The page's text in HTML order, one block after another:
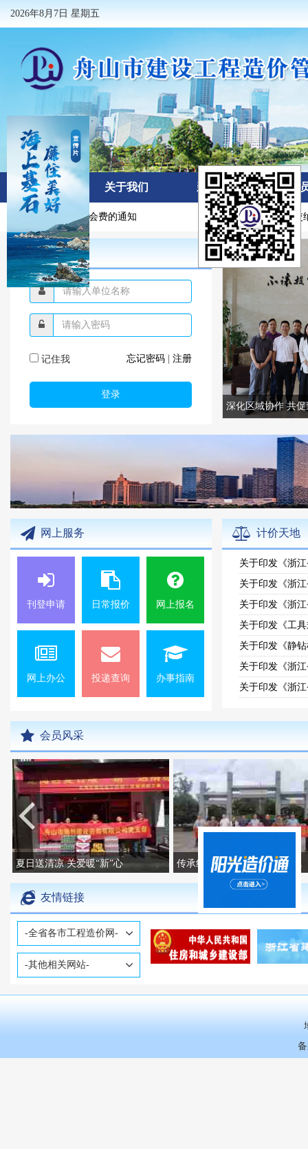
2026年8月7日 星期五
首页 关于我们 新闻中心 会
通知：
关于交纳2026年度会费的通知 关于交纳
会员登录
记住我 忘记密码 |注册
网上服务
刊登申请 日常报价 网上报名
网上办公 投递查询 办事指南
计价天地
关于印发《静
会员风采
夏日送清凉 关爱暖“新”心 传承红色基因，提高思想防线
友情链接